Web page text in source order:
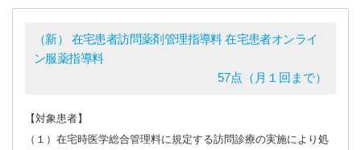
（新） 在宅患者訪問薬剤管理指導料 在宅患者オンライ
ン服薬指導料
57点（月１回まで）
【対象患者】
（１）在宅時医学総合管理料に規定する訪問診療の実施により処